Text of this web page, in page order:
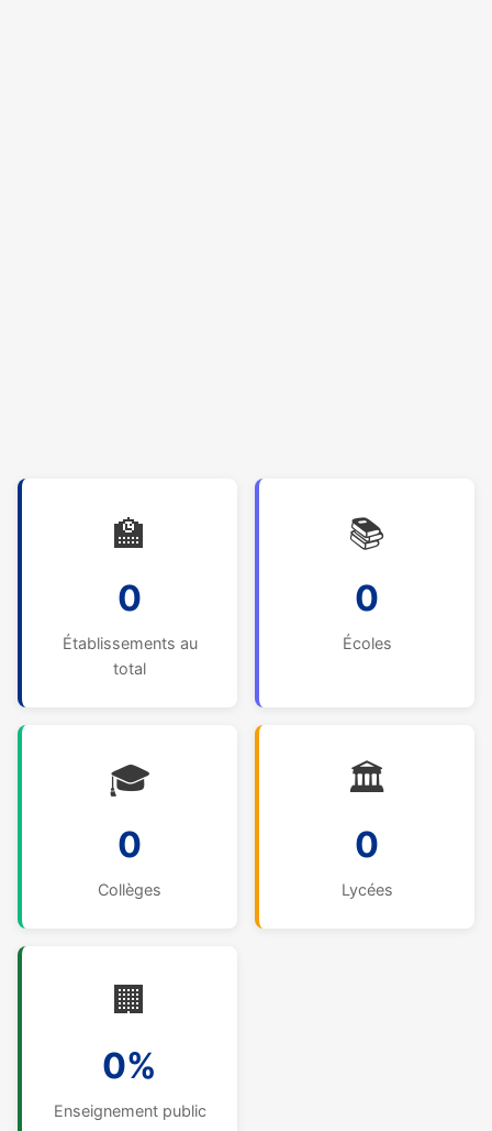
🏫
0
Établissements au
total
📚
0
Écoles
🎓
0
Collèges
🏛️
0
Lycées
🏢
0%
Enseignement public